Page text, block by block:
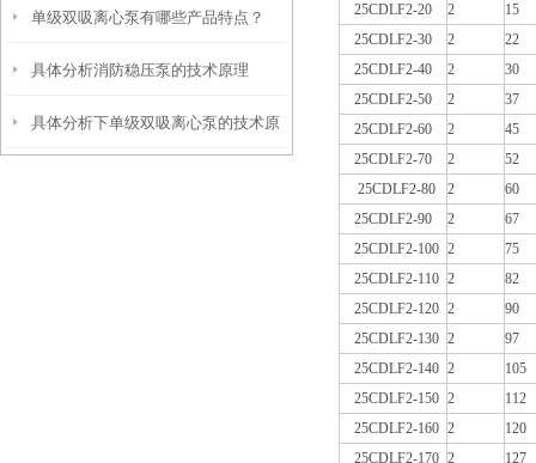
作用与维护策略
单级双吸离心泵有哪些产品特点？
具体分析消防稳压泵的技术原理
具体分析下单级双吸离心泵的技术原
25CDLF2-20
2
15
25CDLF2-30
2
22
25CDLF2-40
2
30
25CDLF2-50
2
37
25CDLF2-60
2
45
25CDLF2-70
2
52
25CDLF2-80
2
60
25CDLF2-90
2
67
25CDLF2-100 2
75
25CDLF2-110 2
82
25CDLF2-120 2
90
25CDLF2-130 2
97
25CDLF2-140 2
105
25CDLF2-150 2
112
25CDLF2-160 2
120
25CDLF2-170 2
127